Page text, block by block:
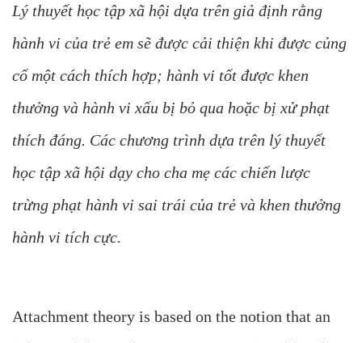
Lý thuyết học tập xã hội dựa trên giả định rằng
hành vi của trẻ em sẽ được cải thiện khi được củng
cố một cách thích hợp; hành vi tốt được khen
thưởng và hành vi xấu bị bỏ qua hoặc bị xử phạt
thích đáng. Các chương trình dựa trên lý thuyết
học tập xã hội dạy cho cha mẹ các chiến lược
trừng phạt hành vi sai trái của trẻ và khen thưởng
hành vi tích cực.
Attachment theory is based on the notion that an